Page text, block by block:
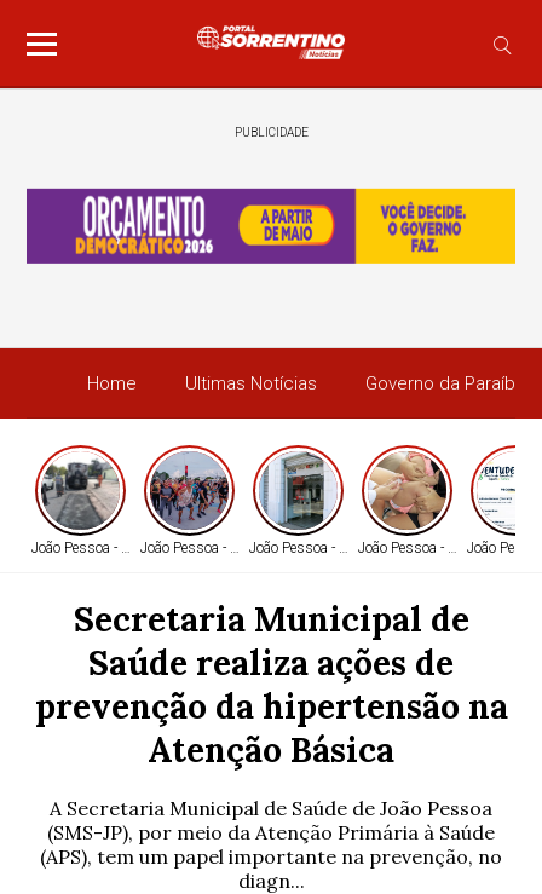
PUBLICIDADE
Home Ultimas Notícias Governo da Paraíba
João Pessoa - PB João Pessoa - PB João Pessoa - PB João Pessoa - PB João
Secretaria Municipal de
Saúde realiza ações de
prevenção da hipertensão na
Atenção Básica
A Secretaria Municipal de Saúde de João Pessoa
(SMS-JP), por meio da Atenção Primária à Saúde
(APS), tem um papel importante na prevenção, no
diagn...